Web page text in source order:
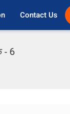
Contact Us
- 6